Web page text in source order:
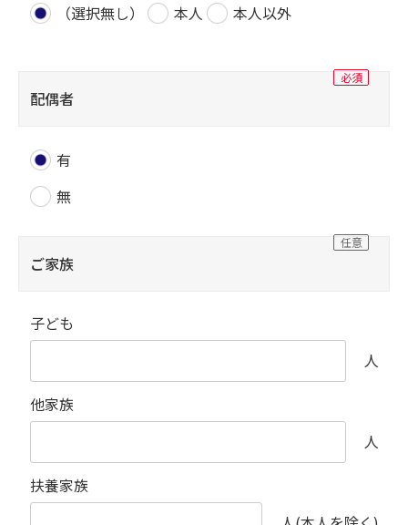
（選択無し）
本人 本人以外
配偶者
有
無
ご家族
子ども
人
他家族
人
扶養家族